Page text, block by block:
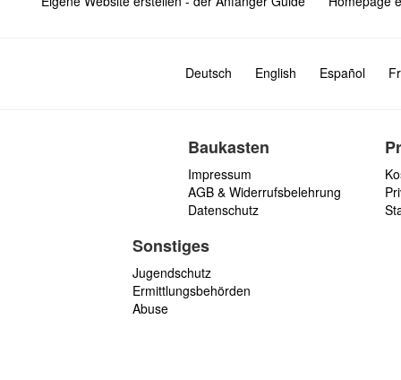
Deutsch English Español
Baukasten
Impressum
AGB & Widerrufsbelehrung
Datenschutz
Sonstiges
Jugendschutz
Ermittlungsbehörden
Abuse